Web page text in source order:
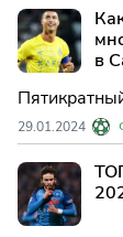
в
Роналду
контракт с
29.01.2024